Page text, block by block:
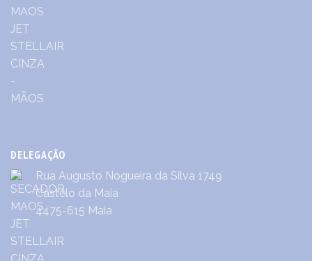
DELEGAÇÃO
Rua Augusto Nogueira da Silva 1749
Castêlo da Maia
4475-615 Maia